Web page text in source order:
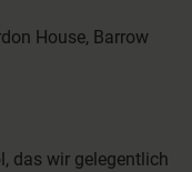
House, Barrow
das wir gelegentlich